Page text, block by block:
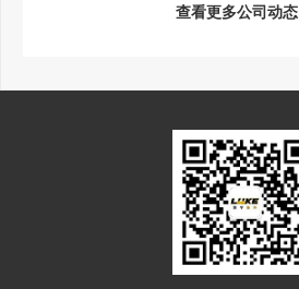
查看更多公司动态